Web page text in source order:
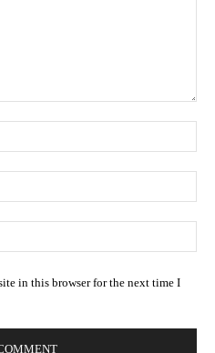
in this browser for the next time I